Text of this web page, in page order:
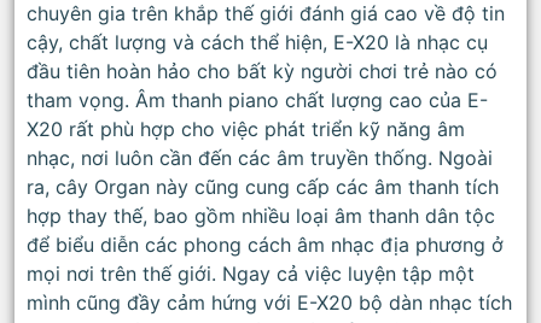
chuyên gia trên khắp thế giới đánh giá cao về độ tin
cậy, chất lượng và cách thể hiện, E-X20 là nhạc cụ
đầu tiên hoàn hảo cho bất kỳ người chơi trẻ nào có
tham vọng. Âm thanh piano chất lượng cao của E-
X20 rất phù hợp cho việc phát triển kỹ năng âm
nhạc, nơi luôn cần đến các âm truyền thống. Ngoài
ra, cây Organ này cũng cung cấp các âm thanh tích
hợp thay thế, bao gồm nhiều loại âm thanh dân tộc
để biểu diễn các phong cách âm nhạc địa phương ở
mọi nơi trên thế giới. Ngay cả việc luyện tập một
mình cũng đầy cảm hứng với E-X20 bộ dàn nhạc tích